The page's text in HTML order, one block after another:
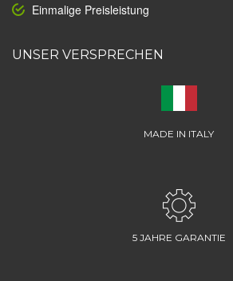
Einmalige Preisleistung
UNSER VERSPRECHEN
MADE IN ITALY
5 JAHRE GARANTIE